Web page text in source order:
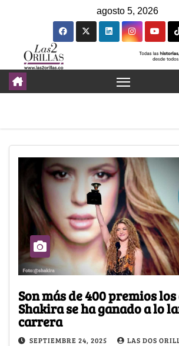
agosto 5, 2026
Son más de 400 premios
Shakira se ha ganado a lo
carrera
SEPTIEMBRE 24, 2025 LAS DOS